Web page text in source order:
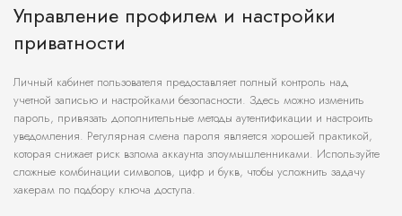
Управление профилем и настройки
приватности
Личный кабинет пользователя предоставляет полный контроль над
учетной записью и настройками безопасности. Здесь можно изменить
пароль, привязать дополнительные методы аутентификации и настроить
уведомления. Регулярная смена пароля является хорошей практикой,
которая снижает риск взлома аккаунта злоумышленниками. Используйте
сложные комбинации символов, цифр и букв, чтобы усложнить задачу
хакерам по подбору ключа доступа.